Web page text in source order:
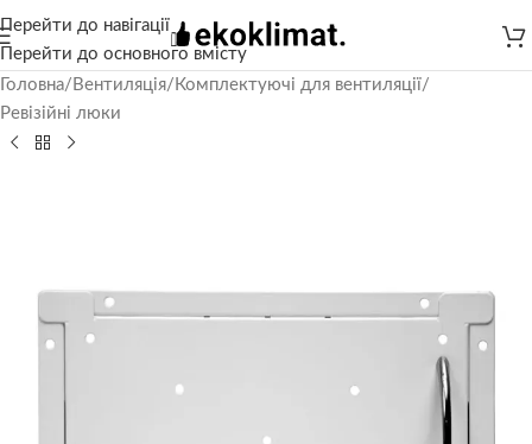
Перейти до навігації
Перейти до основного вмісту
Головна/ Вентиляція/ Комплектуючі для вентиляції/
Ревізійні люки